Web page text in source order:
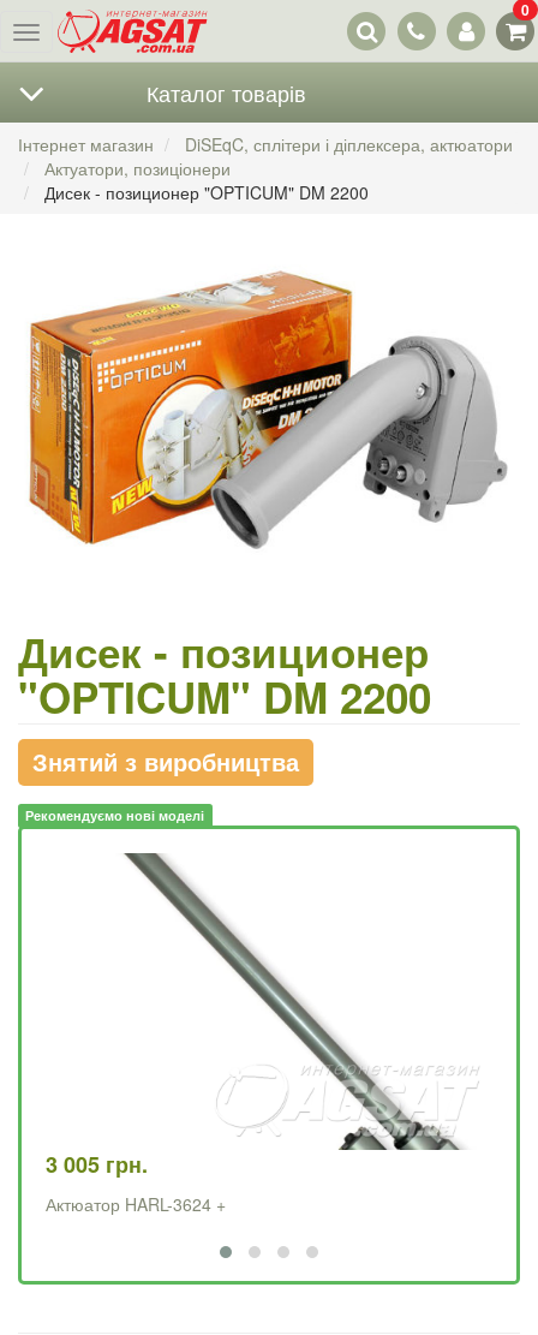
Меню
Наші
контакти
0
Каталог товарів
Інтернет магазин
DiSEqC, сплітери і діплексера, актюатори
Актуатори, позиціонери
Дисек - позиционер "OPTICUM" DM 2200
Дисек - позиционер
"OPTICUM" DM 2200
Знятий з виробництва
Рекомендуємо нові моделі
3 005 грн.
Актюатор HARL-3624 +